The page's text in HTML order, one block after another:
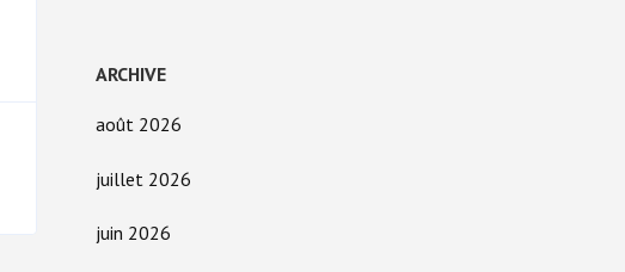
ARCHIVE
août 2026
juillet 2026
juin 2026